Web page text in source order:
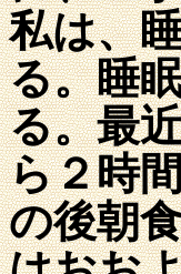
私は、
る。睡
る。最
ら２時
の後朝